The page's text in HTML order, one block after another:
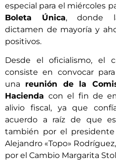
especial para el miércoles
Boleta Única, donde
dictamen de mayoría y
positivos.
Desde el oficialismo, el
consiste en convocar
una reunión de la
Haciendacon el fin de
alivio fiscal, ya que
acuerdo a raíz de que
también por el
Alejandro «Topo»
por el Cambio Margarita